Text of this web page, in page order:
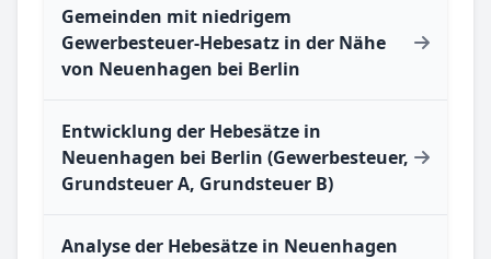
Gemeinden mit niedrigem
Gewerbesteuer-Hebesatz in der Nähe
von Neuenhagen bei Berlin
Entwicklung der Hebesätze in
Neuenhagen bei Berlin (Gewerbesteuer,
Grundsteuer A, Grundsteuer B)
Analyse der Hebesätze in Neuenhagen